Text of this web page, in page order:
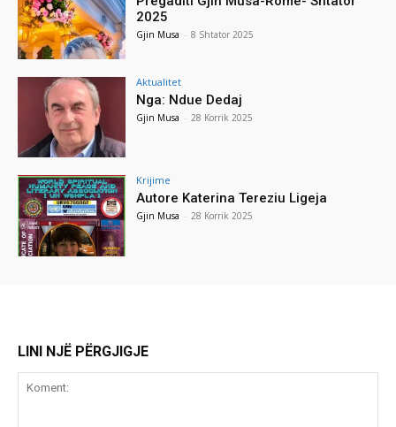
2025
Gjin Musa - 8 Shtator 2025
Aktualitet
Nga: Ndue Dedaj
Gjin Musa - 28 Korrik 2025
Krijime
Autore Katerina Tereziu Ligeja
Gjin Musa - 28 Korrik 2025
LINI NJË PËRGJIGJE